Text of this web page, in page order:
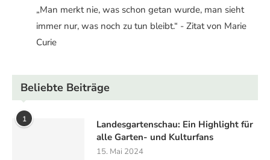
„Man merkt nie, was schon getan wurde, man sieht
immer nur, was noch zu tun bleibt.“ - Zitat von Marie
Curie
Beliebte Beiträge
1
Landesgartenschau: Ein Highlight für
alle Garten- und Kulturfans
15. Mai 2024